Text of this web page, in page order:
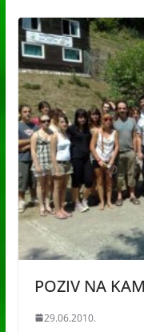
POZIV NA
29.06.2010.